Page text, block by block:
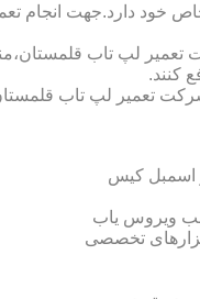
دارد.جهت انجام
لپ تاب
کنند.
تعمیر لپ تاب
اسمبل کیس
ویروس یاب
تخصصی